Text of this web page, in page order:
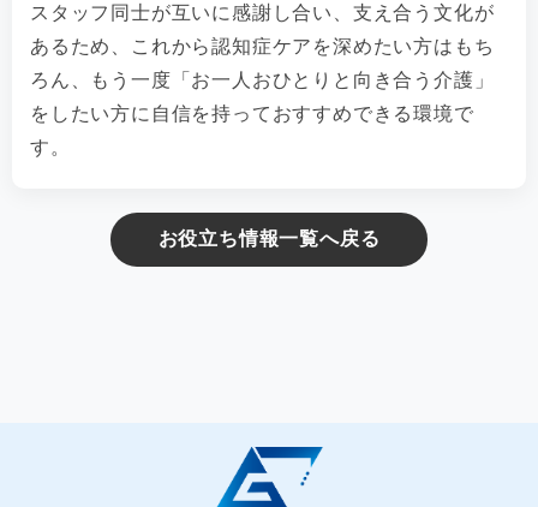
スタッフ同士が互いに感謝し合い、支え合う文化が
あるため、これから認知症ケアを深めたい方はもち
ろん、もう一度「お一人おひとりと向き合う介護」
をしたい方に自信を持っておすすめできる環境で
す。
お役立ち情報一覧へ戻る